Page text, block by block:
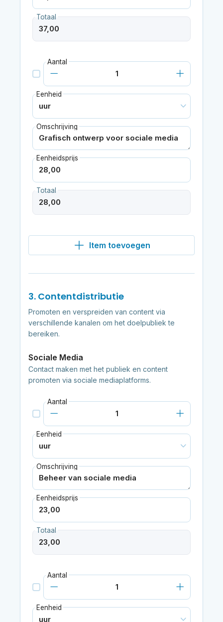
Totaal
Aantal
Eenheid
Omschrijving
Eenheidsprijs
Totaal
Item toevoegen
3. Contentdistributie
Promoten en verspreiden van content via
verschillende kanalen om het doelpubliek te
bereiken.
Sociale Media
Contact maken met het publiek en content
promoten via sociale mediaplatforms.
Aantal
Eenheid
Omschrijving
Eenheidsprijs
Totaal
Aantal
Eenheid